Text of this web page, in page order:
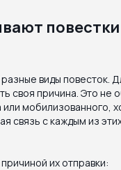
повестки
виды повесток.
своя причина. Это не
мобилизованного,
связь с каждым из
их отправки: